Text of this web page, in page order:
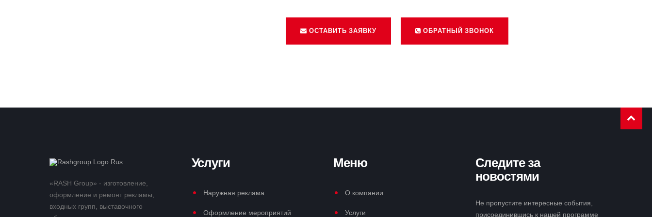
ОСТАВИТЬ ЗАЯВКУ ОБРАТНЫЙ ЗВОНОК
«RASH Group» - изготовление,
оформление и ремонт рекламы,
входных групп, выставочного
Услуги
Наружная реклама
Оформление мероприятий
Меню
О компании
Услуги
Следите за
новостями
Не пропустите интересные события,
присоединившись к нашей программе